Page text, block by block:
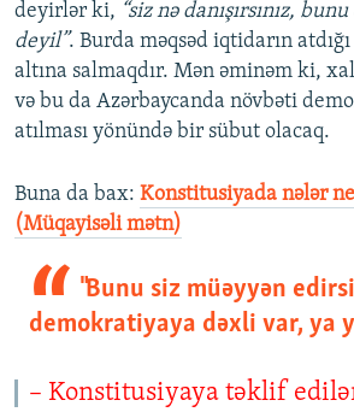
deyirlər ki, “siz nə danışırsınız,
deyil”. Burda məqsəd iqtidarın
altına salmaqdır. Mən əminəm ki,
və bu da Azərbaycanda növbəti
atılması yönündə bir sübut olacaq.
Buna da bax: Konstitusiyada nələr
(Müqayisəli mətn)
"Bunu siz müəyyən
demokratiyaya dəxli var, ya
– Konstitusiyaya təklif